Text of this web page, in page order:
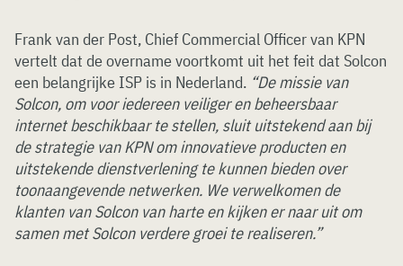
Frank van der Post, Chief Commercial Officer van KPN
vertelt dat de overname voortkomt uit het feit dat Solcon
een belangrijke ISP is in Nederland. “De missie van
Solcon, om voor iedereen veiliger en beheersbaar
internet beschikbaar te stellen, sluit uitstekend aan bij
de strategie van KPN om innovatieve producten en
uitstekende dienstverlening te kunnen bieden over
toonaangevende netwerken. We verwelkomen de
klanten van Solcon van harte en kijken er naar uit om
samen met Solcon verdere groei te realiseren.”